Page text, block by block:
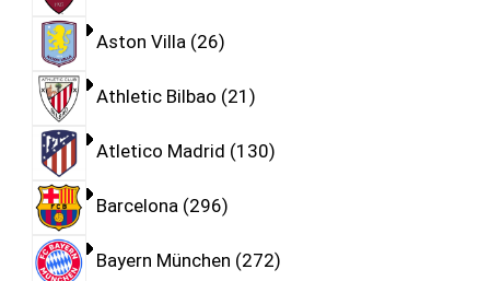
Aston Villa 26
Athletic Bilbao 21
Atletico Madrid 130
Barcelona 296
Bayern München 272